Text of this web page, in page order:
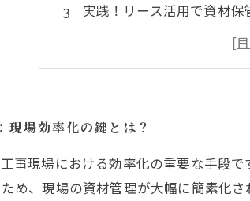
実践！リース活用で資材
リース活用で足場工事現
足場工事の効率と安全を
現場効率化の鍵とは？
事現場における効率化の重要な手段
め、現場の資材管理が大幅に簡素化